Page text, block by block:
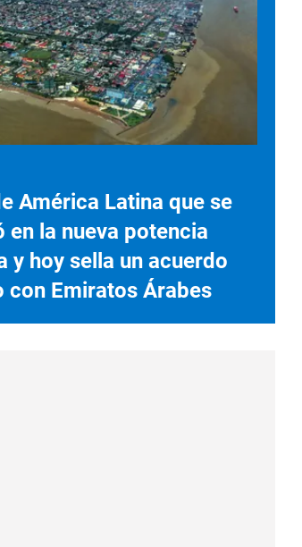
América Latina que se
en la nueva potencia
y hoy sella un acuerdo
con Emiratos Árabes